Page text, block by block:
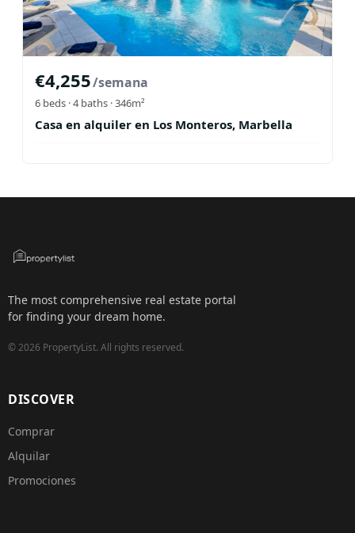
€4,255/semana
6 beds ·4baths · 346m²
Casa en alquiler en Los Monteros, Marbella
The most comprehensive real estate portal
for finding your dream home.
©2026 PropertyList. All rights reserved.
DISCOVER
Comprar
Alquilar
Promociones